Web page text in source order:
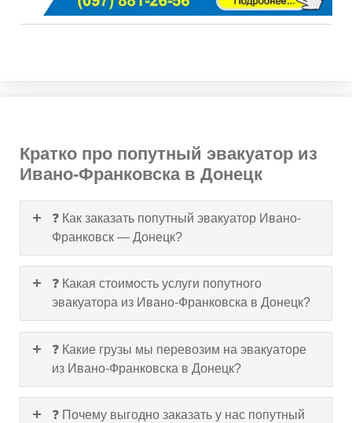
Кратко про попутный эвакуатор из
Ивано-Франковска в Донецк
❓ Как заказать попутный эвакуатор Ивано-
Франковск — Донецк?
❓ Какая стоимость услуги попутного
эвакуатора из Ивано-Франковска в Донецк?
❓ Какие грузы мы перевозим на эвакуаторе
из Ивано-Франковска в Донецк?
❓ Почему выгодно заказать у нас попутный